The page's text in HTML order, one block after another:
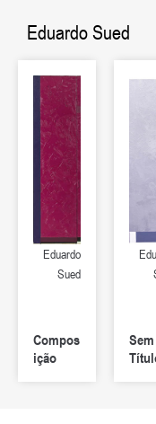
Eduardo Sued
Eduardo
Sued
Compos
ição
Sem